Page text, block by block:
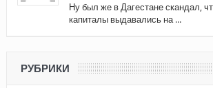
Ну был же в Дагестане скандал,
капиталы выдавались на ...
РУБРИКИ